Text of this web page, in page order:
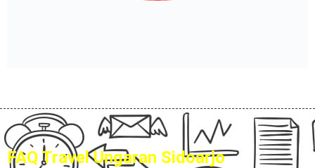
FAQ Travel Ungaran Sidoarjo